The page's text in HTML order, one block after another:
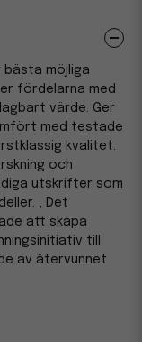
bästa möjliga
fördelarna med
värde. Ger
med testade
kvalitet.
och
utskrifter som
, Det
att skapa
till
av återvunnet